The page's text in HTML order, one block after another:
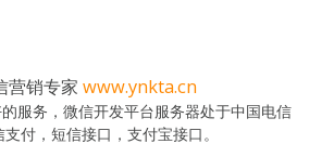
营销专家 www.ynkta.cn
服务，微信开发平台服务器处于中国电信
付，短信接口，支付宝接口。